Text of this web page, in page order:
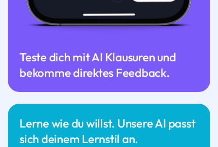
Lerne wie du willst. Unsere AI passt
sich deinem Lernstil an.
Teste dich mit AI Klausuren und
bekomme direktes Feedback.